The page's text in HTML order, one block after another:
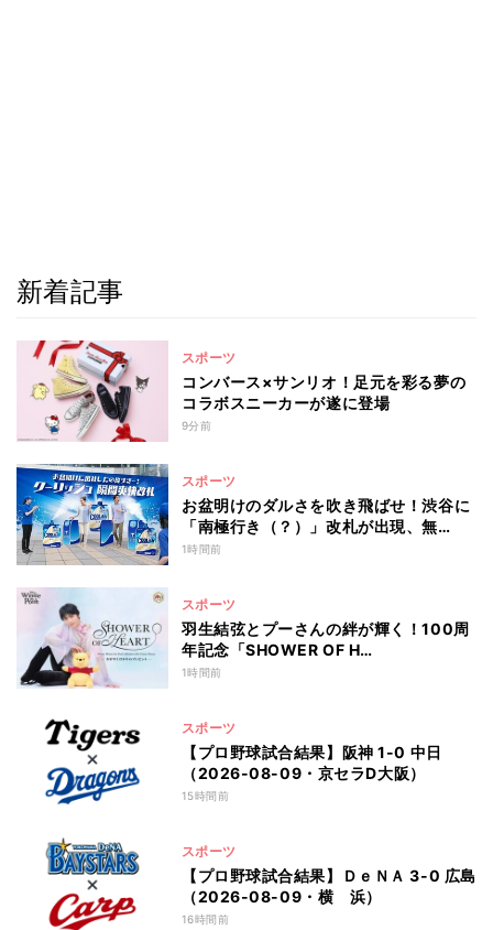
新着記事
スポーツ
コンバース×サンリオ！足元を彩る夢の
コラボスニーカーが遂に登場
9分前
スポーツ
お盆明けのダルさを吹き飛ばせ！渋谷に
「南極行き（？）」改札が出現、無…
1時間前
スポーツ
羽生結弦とプーさんの絆が輝く！100周
年記念「SHOWER OF H…
1時間前
スポーツ
【プロ野球試合結果】阪神 1-0 中日
（2026-08-09・京セラD大阪）
15時間前
スポーツ
【プロ野球試合結果】ＤｅＮＡ 3-0 広島
（2026-08-09・横 浜）
16時間前